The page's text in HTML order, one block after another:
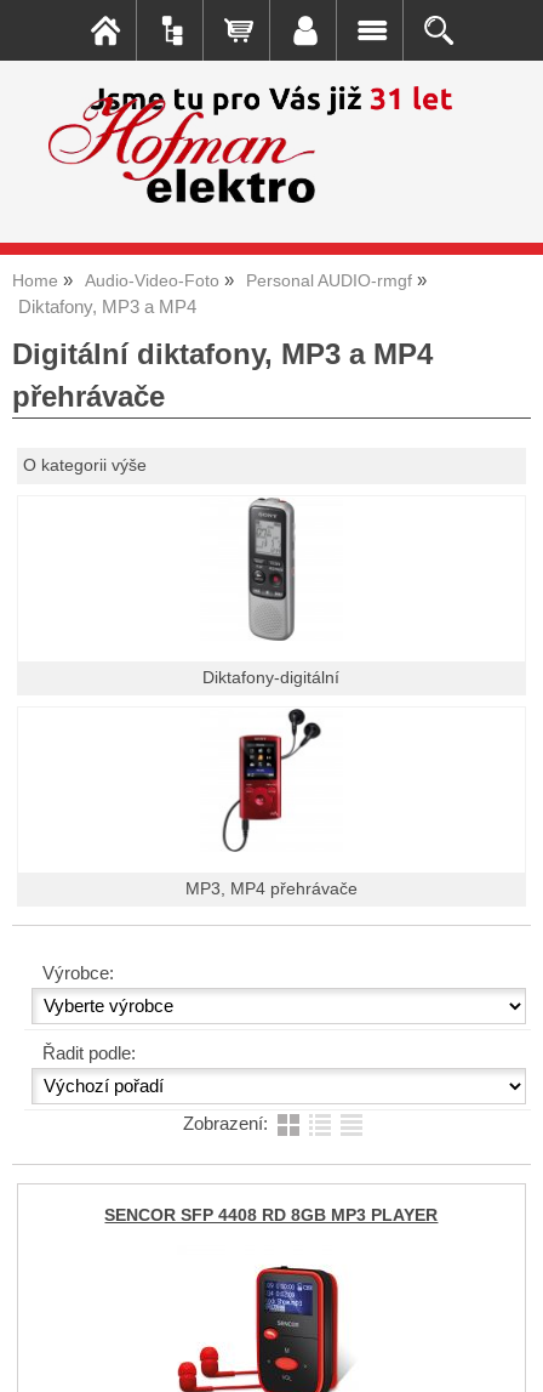
Home Audio-Video-Foto Personal AUDIO-rmgf
Diktafony, MP3 a MP4
Digitální diktafony, MP3 a MP4
přehrávače
O kategorii výše
Diktafony-digitální
MP3, MP4 přehrávače
Výrobce:
Řadit podle:
Zobrazení:
SENCOR SFP 4408 RD 8GB MP3 PLAYER